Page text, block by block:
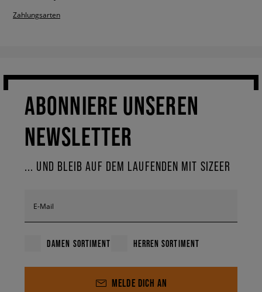
Zahlungsarten
ABONNIERE UNSEREN
NEWSLETTER
... UND BLEIB AUF DEM LAUFENDEN MIT SIZEER
E-Mail
DAMEN SORTIMENT HERREN SORTIMENT
MELDE DICH AN